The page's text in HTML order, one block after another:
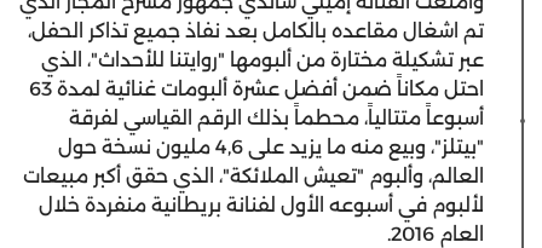
تم اشغال مقاعده بالكامل بعد نفاذ جميع تذاكر الحفل،
عبر تشكيلة مختارة من ألبومها "روايتنا للأحداث"، الذي
احتل مكاناً ضمن أفضل عشرة ألبومات غنائية لمدة 63
أسبوعاً متتالياً، محطماً بذلك الرقم القياسي لفرقة
"بيتلز"، وبيع منه ما يزيد على 4,6 مليون نسخة حول
العالم، وألبوم "تعيش الملائكة"، الذي حقق أكبر مبيعات
لألبوم في أسبوعه الأول لفنانة بريطانية منفردة خلال
العام 2016.